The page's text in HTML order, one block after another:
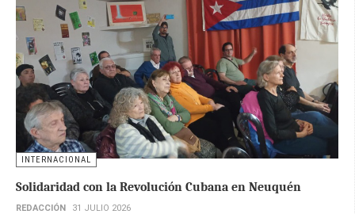
INTERNACIONAL
Solidaridad con la Revolución Cubana en Neuquén
REDACCIÓN 31 JULIO 2026